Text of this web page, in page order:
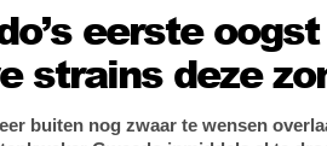
eerste
strains deze
buiten nog zwaar te wensen